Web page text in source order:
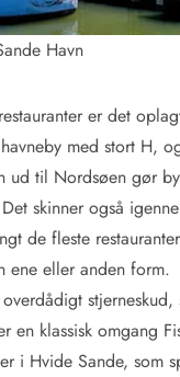
Havn
er det
med stort H,
ud til Nordsøen gør
skinner også
de fleste
ene eller anden form.
stjerneskud,
en klassisk omgang
i Hvide Sande, som